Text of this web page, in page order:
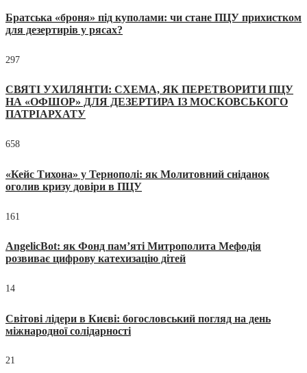
Братська «броня» під куполами: чи стане ПЦУ прихистком
для дезертирів у рясах?
297
СВЯТІ УХИЛЯНТИ: СХЕМА, ЯК ПЕРЕТВОРИТИ ПЦУ
НА «ОФШОР» ДЛЯ ДЕЗЕРТИРА ІЗ МОСКОВСЬКОГО
ПАТРІАРХАТУ
658
«Кейс Тихона» у Тернополі: як Молитовний сніданок
оголив кризу довіри в ПЦУ
161
AngelicBot: як Фонд пам’яті Митрополита Мефодія
розвиває цифрову катехизацію дітей
14
Світові лідери в Києві: богословський погляд на день
міжнародної солідарності
21